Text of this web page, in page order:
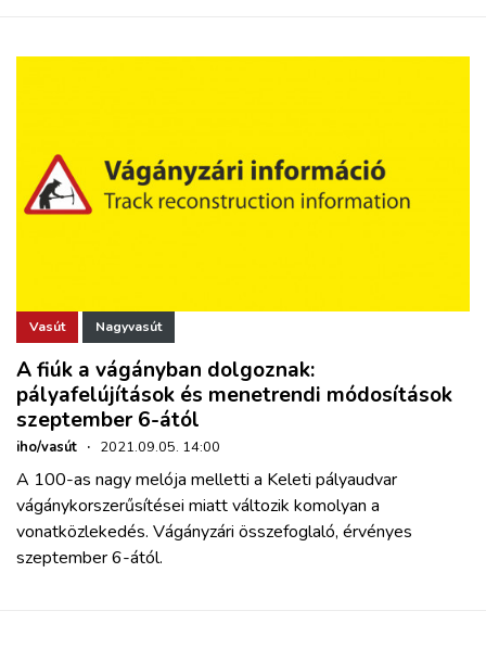
Vasút Nagyvasút
A fiúk a vágányban dolgoznak:
pályafelújítások és menetrendi módosítások
szeptember 6-ától
iho/vasút · 2021.09.05. 14:00
A 100-as nagy melója melletti a Keleti pályaudvar
vágánykorszerűsítései miatt változik komolyan a
vonatközlekedés. Vágányzári összefoglaló, érvényes
szeptember 6-ától.